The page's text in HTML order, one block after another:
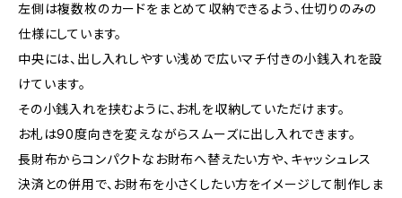
左側は複数枚のカードをまとめて収納できるよう、仕切りのみの
仕様にしています。
中央には、出し入れしやすい浅めで広いマチ付きの小銭入れを設
けています。
その小銭入れを挟むように、お札を収納していただけます。
お札は90度向きを変えながらスムーズに出し入れできます。
長財布からコンパクトなお財布へ替えたい方や、キャッシュレス
決済との併用で、お財布を小さくしたい方をイメージして制作しま